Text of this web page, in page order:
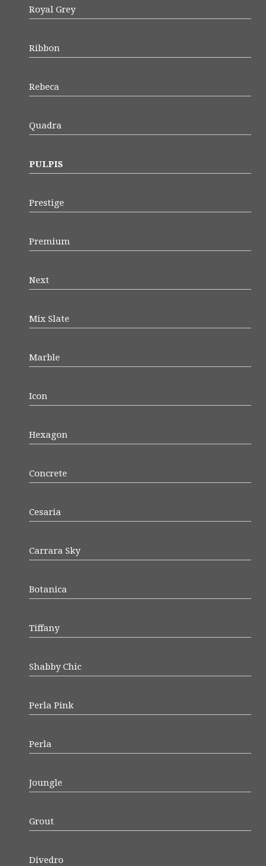
Royal Grey
Ribbon
Rebeca
Quadra
PULPIS
Prestige
Premium
Next
Mix Slate
Marble
Icon
Hexagon
Concrete
Cesaria
Carrara Sky
Botanica
Tiffany
Shabby Chic
Perla Pink
Perla
Joungle
Grout
Divedro